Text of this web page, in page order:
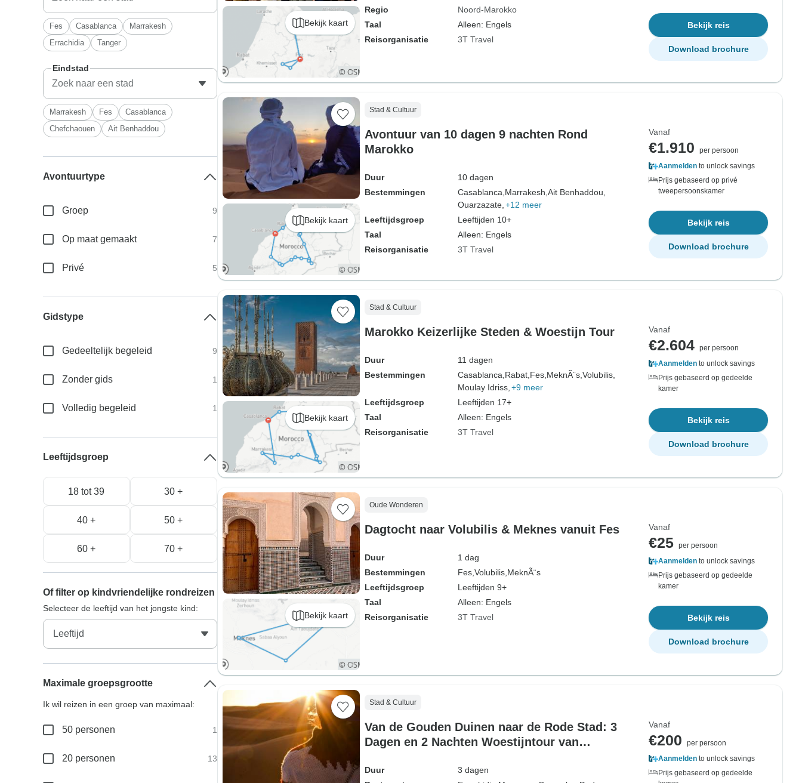
Bekijk kaart
Regio
Noord-Marokko
Taal
Alleen: Engels
Reisorganisatie
3T Travel
Bekijk reis
Download brochure
Bekijk kaart
Stad & Cultuur
Avontuur van 10 dagen 9 nachten Rond
Marokko
Duur
10 dagen
Bestemmingen
Casablanca, Marrakesh, Ait Benhaddou,
Ouarzazate, +12 meer
Leeftijdsgroep
Leeftijden 10+
Taal
Alleen: Engels
Reisorganisatie
3T Travel
Vanaf
€1.910
per persoon
Aanmelden to unlock savings
Prijs gebaseerd op privé
tweepersoonskamer
Bekijk reis
Download brochure
Bekijk kaart
Stad & Cultuur
Marokko Keizerlijke Steden & Woestijn Tour
Duur
11 dagen
Bestemmingen
Casablanca, Rabat, Fes, MeknÃ¨s, Volubilis,
Moulay Idriss, +9 meer
Leeftijdsgroep
Leeftijden 17+
Taal
Alleen: Engels
Reisorganisatie
3T Travel
Vanaf
€2.604 per persoon
Aanmelden to unlock savings
Prijs gebaseerd op gedeelde
kamer
Bekijk reis
Download brochure
Bekijk kaart
Oude Wonderen
Dagtocht naar Volubilis & Meknes vanuit Fes
Duur
1 dag
Bestemmingen
Fes, Volubilis, MeknÃ¨s
Leeftijdsgroep
Leeftijden 9+
Taal
Alleen: Engels
Reisorganisatie
3T Travel
Vanaf
€25 per persoon
Aanmelden to unlock savings
Prijs gebaseerd op gedeelde
kamer
Bekijk reis
Download brochure
Stad & Cultuur
Van de Gouden Duinen naar de Rode Stad: 3
Dagen en 2 Nachten Woestijntour van
Duur
3 dagen
Vanaf
€200
per persoon
Aanmelden to unlock savings
Prijs gebaseerd op gedeelde
Fes Casablanca
Marrakesh
Errachidia
Tanger
Eindstad
Marrakesh Fes
Casablanca
Chefchaouen
Ait Benhaddou
Avontuurtype
Groep 9
Op maat gemaakt 7
Privé 5
Gidstype
Gedeeltelijk begeleid 9
Zonder gids 1
Volledig begeleid 1
Leeftijdsgroep
18 tot 39 30 +
40 + 50 +
60 + 70 +
Of filter op kindvriendelijke rondreizen
Selecteer de leeftijd van het jongste kind:
Maximale groepsgrootte
Ik wil reizen in een groep van maximaal:
50 personen 1
20 personen 13